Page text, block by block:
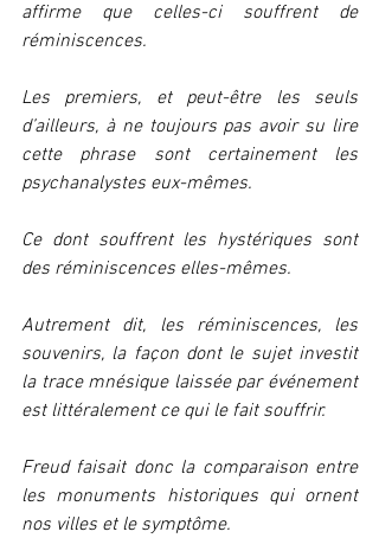
affirme que celles-ci souffrent de
réminiscences.
Les premiers, et peut-être les seuls
d’ailleurs, à ne toujours pas avoir su lire
cette phrase sont certainement les
psychanalystes eux-mêmes.
Ce dont souffrent les hystériques sont
des réminiscences elles-mêmes.
Autrement dit, les réminiscences, les
souvenirs, la façon dont le sujet investit
la trace mnésique laissée par événement
est littéralement ce qui le fait souffrir.
Freud faisait donc la comparaison entre
les monuments historiques qui ornent
nos villes et le symptôme.